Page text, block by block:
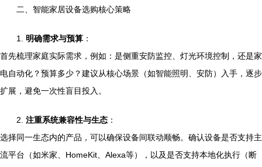
二、智能家居设备选购核心策略
1. 明确需求与预算 ：
首先梳理家庭实际需求，例如：是侧重安防监控、灯光环境控制，还是家
电自动化？预算多少？建议从核心场景（如智能照明、安防）入手，逐步
扩展，避免一次性盲目投入。
2. 注重系统兼容性与生态 ：
选择同一生态内的产品，可以确保设备间联动顺畅。确认设备是否支持主
流平台（如米家、HomeKit、Alexa等），以及是否支持本地化执行（断